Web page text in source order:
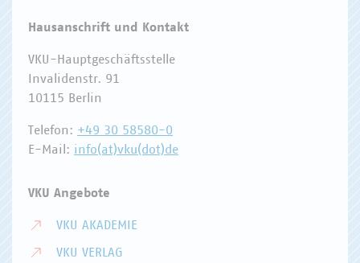
Hausanschrift und Kontakt
VKU-Hauptgeschäftsstelle
Invalidenstr. 91
10115 Berlin
Telefon: +49 30 58580-0
E-Mail: info(at)vku(dot)de
VKU Angebote
VKU AKADEMIE
VKU VERLAG